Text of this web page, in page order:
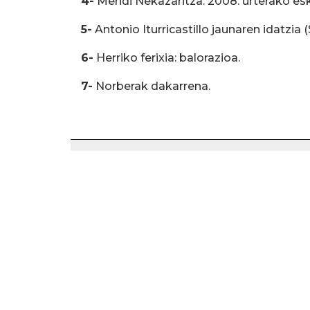
5- Antonio Iturricastillo jaunaren idatzia
6- Herriko ferixia: balorazioa.
7- Norberak dakarrena.